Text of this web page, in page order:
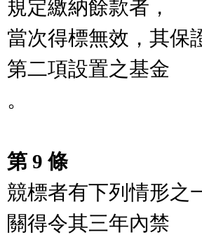
規定繳納餘款者，
當次得標無效，其保
第二項設置之基金
。
第 9 條
競標者有下列情形之
關得令其三年內禁